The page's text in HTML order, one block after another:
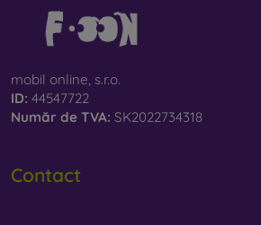
mobil online, s.r.o.
ID: 44547722
Număr de TVA: SK2022734318
Contact